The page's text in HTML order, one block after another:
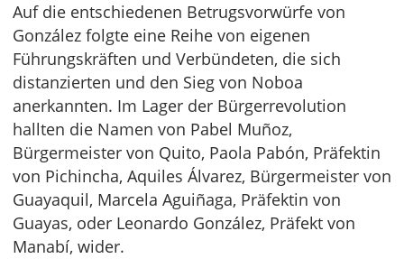
Auf die entschiedenen Betrugsvorwürfe von
González folgte eine Reihe von eigenen
Führungskräften und Verbündeten, die sich
distanzierten und den Sieg von Noboa
anerkannten. Im Lager der Bürgerrevolution
hallten die Namen von Pabel Muñoz,
Bürgermeister von Quito, Paola Pabón, Präfektin
von Pichincha, Aquiles Álvarez, Bürgermeister von
Guayaquil, Marcela Aguiñaga, Präfektin von
Guayas, oder Leonardo González, Präfekt von
Manabí, wider.